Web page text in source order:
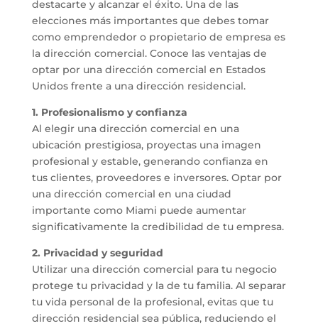
destacarte y alcanzar el éxito. Una de las
elecciones más importantes que debes tomar
como emprendedor o propietario de empresa es
la dirección comercial. Conoce las ventajas de
optar por una dirección comercial en Estados
Unidos frente a una dirección residencial.
1. Profesionalismo y confianza
Al elegir una dirección comercial en una
ubicación prestigiosa, proyectas una imagen
profesional y estable, generando confianza en
tus clientes, proveedores e inversores. Optar por
una dirección comercial en una ciudad
importante como Miami puede aumentar
significativamente la credibilidad de tu empresa.
2. Privacidad y seguridad
Utilizar una dirección comercial para tu negocio
protege tu privacidad y la de tu familia. Al separar
tu vida personal de la profesional, evitas que tu
dirección residencial sea pública, reduciendo el